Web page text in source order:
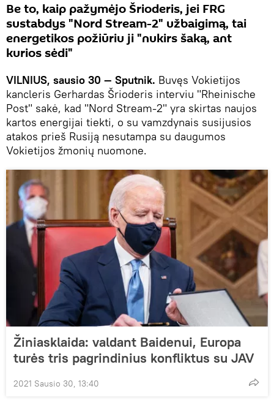
Be to, kaip pažymėjo Šrioderis, jei FRG
sustabdys "Nord Stream-2" užbaigimą, tai
energetikos požiūriu ji "nukirs šaką, ant
kurios sėdi"
VILNIUS, sausio 30 — Sputnik. Buvęs Vokietijos
kancleris Gerhardas Šrioderis interviu "Rheinische
Post" sakė, kad "Nord Stream-2" yra skirtas naujos
kartos energijai tiekti, o su vamzdynais susijusios
atakos prieš Rusiją nesutampa su daugumos
Vokietijos žmonių nuomone.
Žiniasklaida: valdant Baidenui, Europa
turės tris pagrindinius konfliktus su JAV
2021 Sausio 30, 13:40